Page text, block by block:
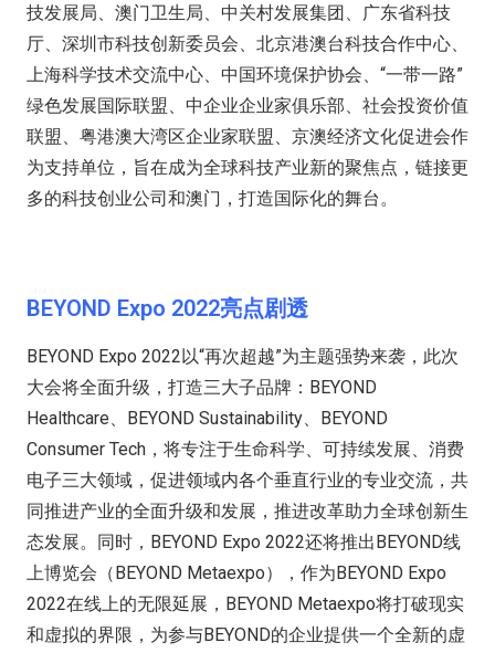
技发展局、澳门卫生局、中关村发展集团、广东省科技
厅、深圳市科技创新委员会、北京港澳台科技合作中心、
上海科学技术交流中心、中国环境保护协会、“一带一路”
绿色发展国际联盟、中企业企业家俱乐部、社会投资价值
联盟、粤港澳大湾区企业家联盟、京澳经济文化促进会作
为支持单位，旨在成为全球科技产业新的聚焦点，链接更
多的科技创业公司和澳门，打造国际化的舞台。
BEYOND Expo 2022亮点剧透
BEYOND Expo 2022以“再次超越”为主题强势来袭，此次
大会将全面升级，打造三大子品牌：BEYOND
Healthcare、BEYOND Sustainability、BEYOND
Consumer Tech，将专注于生命科学、可持续发展、消费
电子三大领域，促进领域内各个垂直行业的专业交流，共
同推进产业的全面升级和发展，推进改革助力全球创新生
态发展。同时，BEYOND Expo 2022还将推出BEYOND线
上博览会（BEYOND Metaexpo），作为BEYOND Expo
2022在线上的无限延展，BEYOND Metaexpo将打破现实
和虚拟的界限，为参与BEYOND的企业提供一个全新的虚